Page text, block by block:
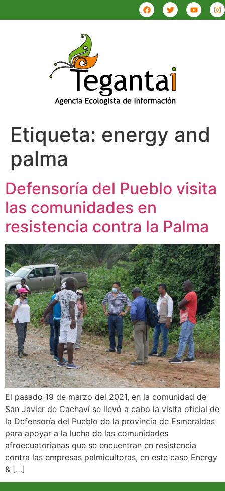
Etiqueta: energy and
palma
Defensoría del Pueblo visita
las comunidades en
resistencia contra la Palma
El pasado 19 de marzo del 2021, en la comunidad de
San Javier de Cachaví se llevó a cabo la visita oficial de
la Defensoría del Pueblo de la provincia de Esmeraldas
para apoyar a la lucha de las comunidades
afroecuatorianas que se encuentran en resistencia
contra las empresas palmicultoras, en este caso Energy
& […]